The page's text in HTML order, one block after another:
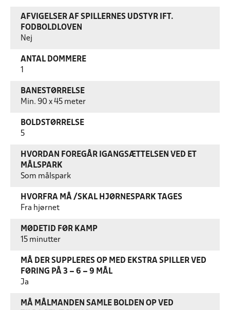
AFVIGELSER AF SPILLERNES UDSTYR IFT.
FODBOLDLOVEN
Nej
ANTAL DOMMERE
BANESTØRRELSE
Min. 90 x 45 meter
BOLDSTØRRELSE
5
HVORDAN FOREGÅR IGANGSÆTTELSEN VED ET
MÅLSPARK
Som målspark
HVORFRA MÅ /SKAL HJØRNESPARK TAGES
Fra hjørnet
MØDETID FØR KAMP
15 minutter
MÅ DER SUPPLERES OP MED EKSTRA SPILLER VED
FØRING PÅ 3 – 6 – 9 MÅL
Ja
MÅ MÅLMANDEN SAMLE BOLDEN OP VED